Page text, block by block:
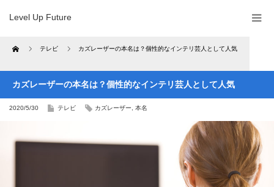
Level Up Future
Home テレビ カズレーザーの本名は？個性的なインテリ芸人として人気
カズレーザーの本名は？個性的なインテリ芸人として人気
2020/5/30 テレビ カズレーザー 本名